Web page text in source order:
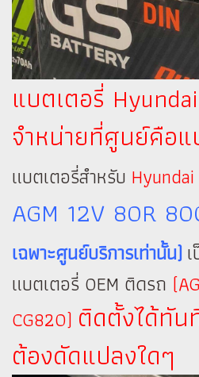
แบตเตอรี่
จำหน่ายที่ศูนย์คือ
แบตเตอรี่สำหรับ
AGM 12V 80R
เฉพาะศูนย์บริการเท่านั้น)
แบตเตอรี่ OEM ติดรถ
CG820) ติดตั้งได้ทัน
ต้องดัดแปลงใดๆ